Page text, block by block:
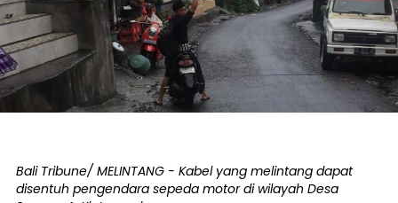
Bali Tribune/ MELINTANG - Kabel yang melintang dapat
disentuh pengendara sepeda motor di wilayah Desa